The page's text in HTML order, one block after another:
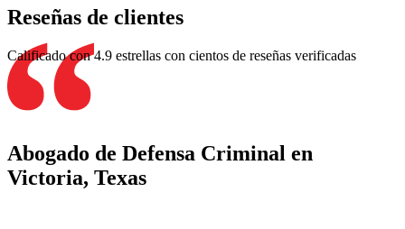
Abogado de Defensa Criminal en
Victoria, Texas
Reseñas de clientes
Calificado con 4.9 estrellas con cientos de reseñas verificadas